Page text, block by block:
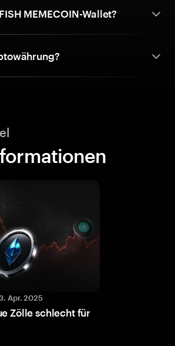
MEMECOIN-Wallet?
Apr. 2025
Zölle schlecht für